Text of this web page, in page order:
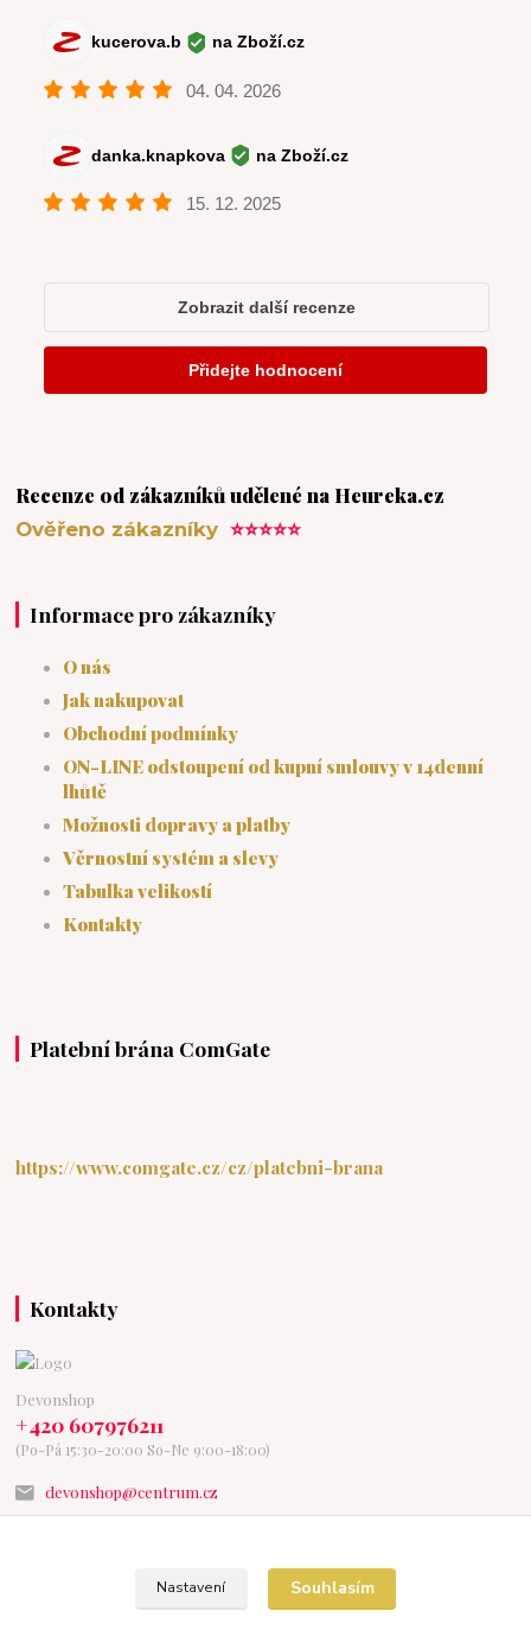
Recenze od zákazníků udělené na Heureka.cz
Ověřeno zákazníky⭐⭐⭐⭐⭐
Informace pro zákazníky
O nás
Jak nakupovat
Obchodní podmínky
ON-LINE odstoupení od kupní smlouvy v 14denní
lhůtě
Možnosti dopravy a platby
Věrnostní systém a slevy
Tabulka velikostí
Kontakty
Platební brána ComGate
https://www.comgate.cz/cz/platebni-brana
Kontakty
Devonshop
+420 607976211
(Po-Pá 15:30-20:00 So-Ne 9:00-18:00)
devonshop@centrum.cz
Nastavení Souhlasím